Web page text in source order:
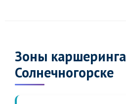
Зоны каршеринга
Солнечногорске